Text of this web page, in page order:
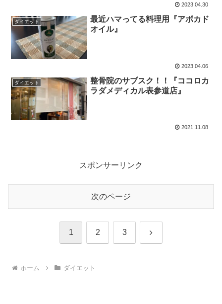
2023.04.30
ダイエット
最近ハマってる料理用『アボカド
オイル』
2023.04.06
ダイエット
整骨院のサブスク！！『ココロカ
ラダメディカル表参道店』
2021.11.08
スポンサーリンク
次のページ
1 2 3 次
ホーム ダイエット